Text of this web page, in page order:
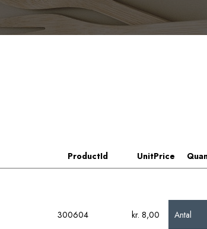
ProductId UnitPrice
300604 kr. 8,00 Antal